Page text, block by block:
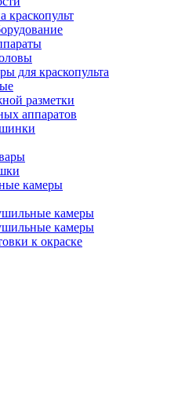
для краскопульта
разметки
аппаратов
камеры
камеры
камеры
к окраске